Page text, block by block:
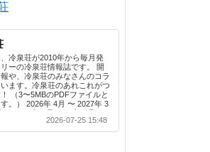
冷泉荘が2010年から毎月発
ーの冷泉荘情報誌です。 開
や、冷泉荘のみなさんのコラ
ます。冷泉荘のあれこれがつ
（3〜5MBのPDFファイルと
。） 2026年 4月 〜 2027年 3
年 4月 〜 2024年 3月 2022
年 3月 2021年 4月 〜 2022年
2026-07-25 15:48